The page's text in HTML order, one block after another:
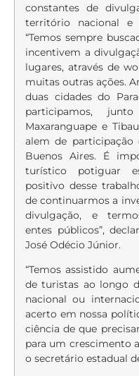
constantes de
território nacional e
“Temos sempre
incentivem a
lugares, através de
muitas outras ações.
duas cidades do
participamos,
Maxaranguape e
alem de participação
Buenos Aires. É
turístico potiguar
positivo desse
de continuarmos a
divulgação, e
entes públicos”,
José Odécio Júnior.
“Temos assistido
de turistas ao longo
nacional ou
acerto em nossa
ciência de que
para um crescimento
o secretário estadual